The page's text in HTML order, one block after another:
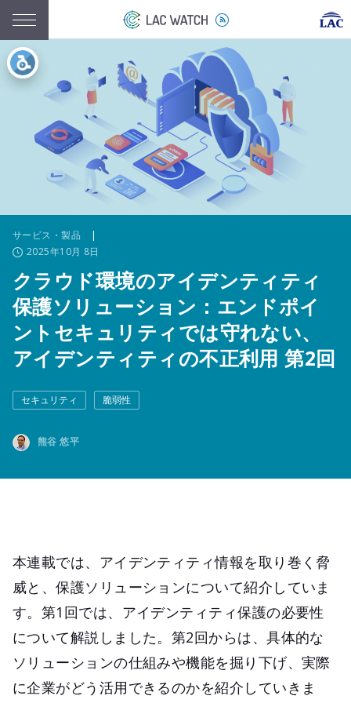
サービス・製品 |
2025年10月 8日
クラウド環境のアイデンティティ
保護ソリューション：エンドポイ
ントセキュリティでは守れない、
アイデンティティの不正利用 第2回
セキュリティ 脆弱性
熊谷 悠平
本連載では、アイデンティティ情報を取り巻く脅
威と、保護ソリューションについて紹介していま
す。第1回では、アイデンティティ保護の必要性
について解説しました。第2回からは、具体的な
ソリューションの仕組みや機能を掘り下げ、実際
に企業がどう活用できるのかを紹介していきま